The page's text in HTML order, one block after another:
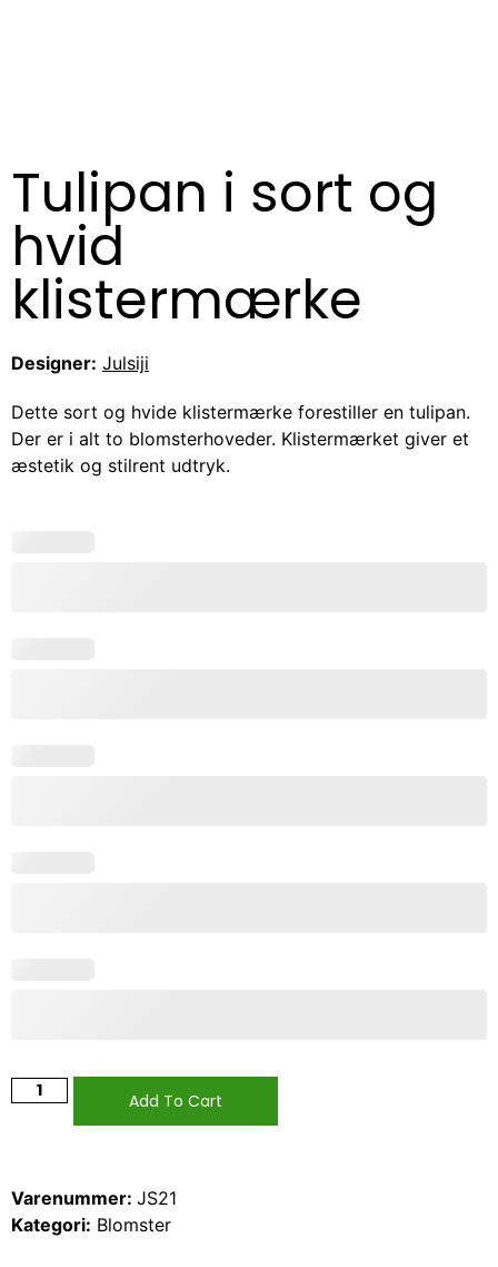
Tulipan i sort og
hvid
klistermærke
Designer: Julsiji
Dette sort og hvide klistermærke forestiller en tulipan.
Der er i alt to blomsterhoveder. Klistermærket giver et
æstetik og stilrent udtryk.
Add To Cart
Varenummer: JS21
Kategori: Blomster